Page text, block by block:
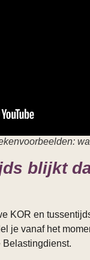
blijkt
KOR en
je vanaf het
Belastingdienst.